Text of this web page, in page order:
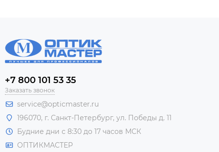
+7 800 101 53 35
Заказать звонок
service@opticmaster.ru
196070, г. Санкт-Петербург, ул. Победы д. 11
Будние дни с 8:30 до 17 часов МСК
ОПТИКМАСТЕР